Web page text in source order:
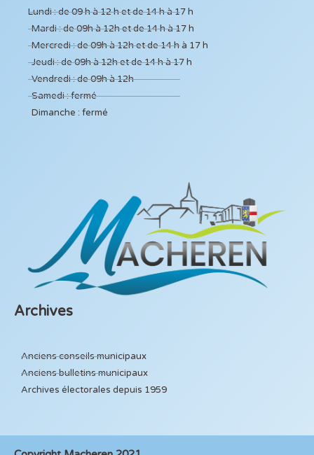
Lundi : de 09 h à 12 h et de 14 h à 17 h
Mardi : de 09h à 12h et de 14 h à 17 h
Mercredi : de 09h à 12h et de 14 h à 17 h
Jeudi : de 09h à 12h et de 14 h à 17 h
Vendredi : de 09h à 12h
Samedi : fermé
Dimanche : fermé
Archives
Anciens conseils municipaux
Anciens bulletins municipaux
Archives électorales depuis 1959